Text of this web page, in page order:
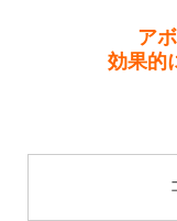
ア
効果的